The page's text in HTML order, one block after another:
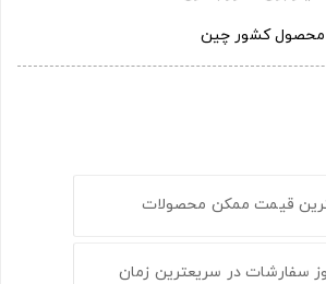
قیمت ممکن محصولات
سفارشات در سریعترین زمان